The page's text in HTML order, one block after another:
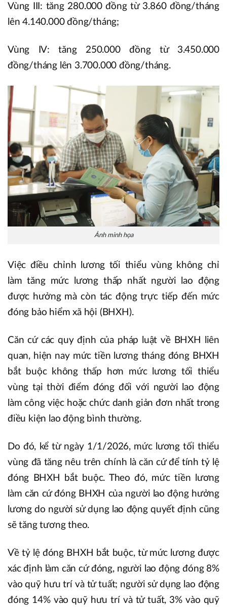
Vùng III: tăng 280.000 đồng từ 3.860 đồng/tháng
lên 4.140.000 đồng/tháng;
Vùng IV: tăng 250.000 đồng từ 3.450.000
đồng/tháng lên 3.700.000 đồng/tháng.
Ảnh minh họa
Việc điều chỉnh lương tối thiểu vùng không chỉ
làm tăng mức lương thấp nhất người lao động
được hưởng mà còn tác động trực tiếp đến mức
đóng bảo hiểm xã hội (BHXH).
Căn cứ các quy định của pháp luật về BHXH liên
quan, hiện nay mức tiền lương tháng đóng BHXH
bắt buộc không thấp hơn mức lương tối thiểu
vùng tại thời điểm đóng đối với người lao động
làm công việc hoặc chức danh giản đơn nhất trong
điều kiện lao động bình thường.
Do đó, kể từ ngày 1/1/2026, mức lương tối thiểu
vùng đã tăng nêu trên chính là căn cứ để tính tỷ lệ
đóng BHXH bắt buộc. Theo đó, mức tiền lương
làm căn cứ đóng BHXH của người lao động hưởng
lương do người sử dụng lao động quyết định cũng
sẽ tăng tương theo.
Về tỷ lệ đóng BHXH bắt buộc, từ mức lương được
xác định làm căn cứ đóng, người lao động đóng 8%
vào quỹ hưu trí và tử tuất; người sử dụng lao động
đóng 14% vào quỹ hưu trí và tử tuất, 3% vào quỹ